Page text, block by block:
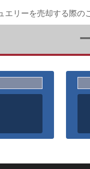
リーを売却する際の